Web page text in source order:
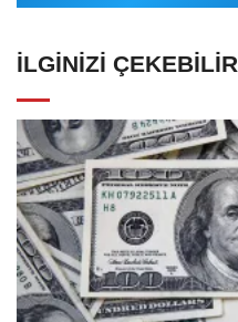
İLGINIZI ÇEKEBILIR